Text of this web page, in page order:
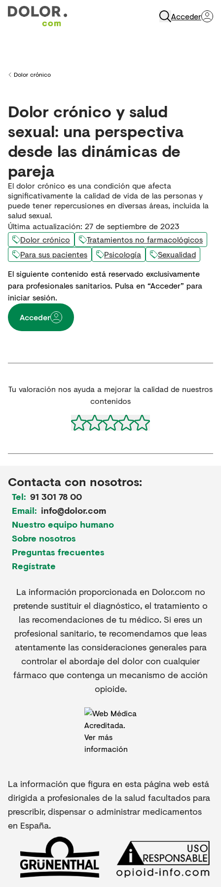
Acceder
Back to
Dolor crónico
Dolor crónico y salud
sexual: una perspectiva
desde las dinámicas de
pareja
El dolor crónico es una condición que afecta
significativamente la calidad de vida de las personas y
puede tener repercusiones en diversas áreas, incluida la
salud sexual.
Última actualización: 27 de septiembre de 2023
Dolor crónico
Tratamientos no farmacológicos
Para sus pacientes
Psicología
Sexualidad
El siguiente contenido está reservado exclusivamente
para profesionales sanitarios. Pulsa en “Acceder” para
iniciar sesión.
Acceder
Tu valoración nos ayuda a mejorar la calidad de nuestros
contenidos
Contacta con nosotros:
Tel: 91 301 78 00
Email: info@dolor.com
Nuestro equipo humano
Sobre nosotros
Preguntas frecuentes
Regístrate
La información proporcionada en Dolor.com no
pretende sustituir el diagnóstico, el tratamiento o
las recomendaciones de tu médico. Si eres un
profesional sanitario, te recomendamos que leas
atentamente las consideraciones generales para
controlar el abordaje del dolor con cualquier
fármaco que contenga un mecanismo de acción
opioide.
La información que figura en esta página web está
dirigida a profesionales de la salud facultados para
prescribir, dispensar o administrar medicamentos
en España.